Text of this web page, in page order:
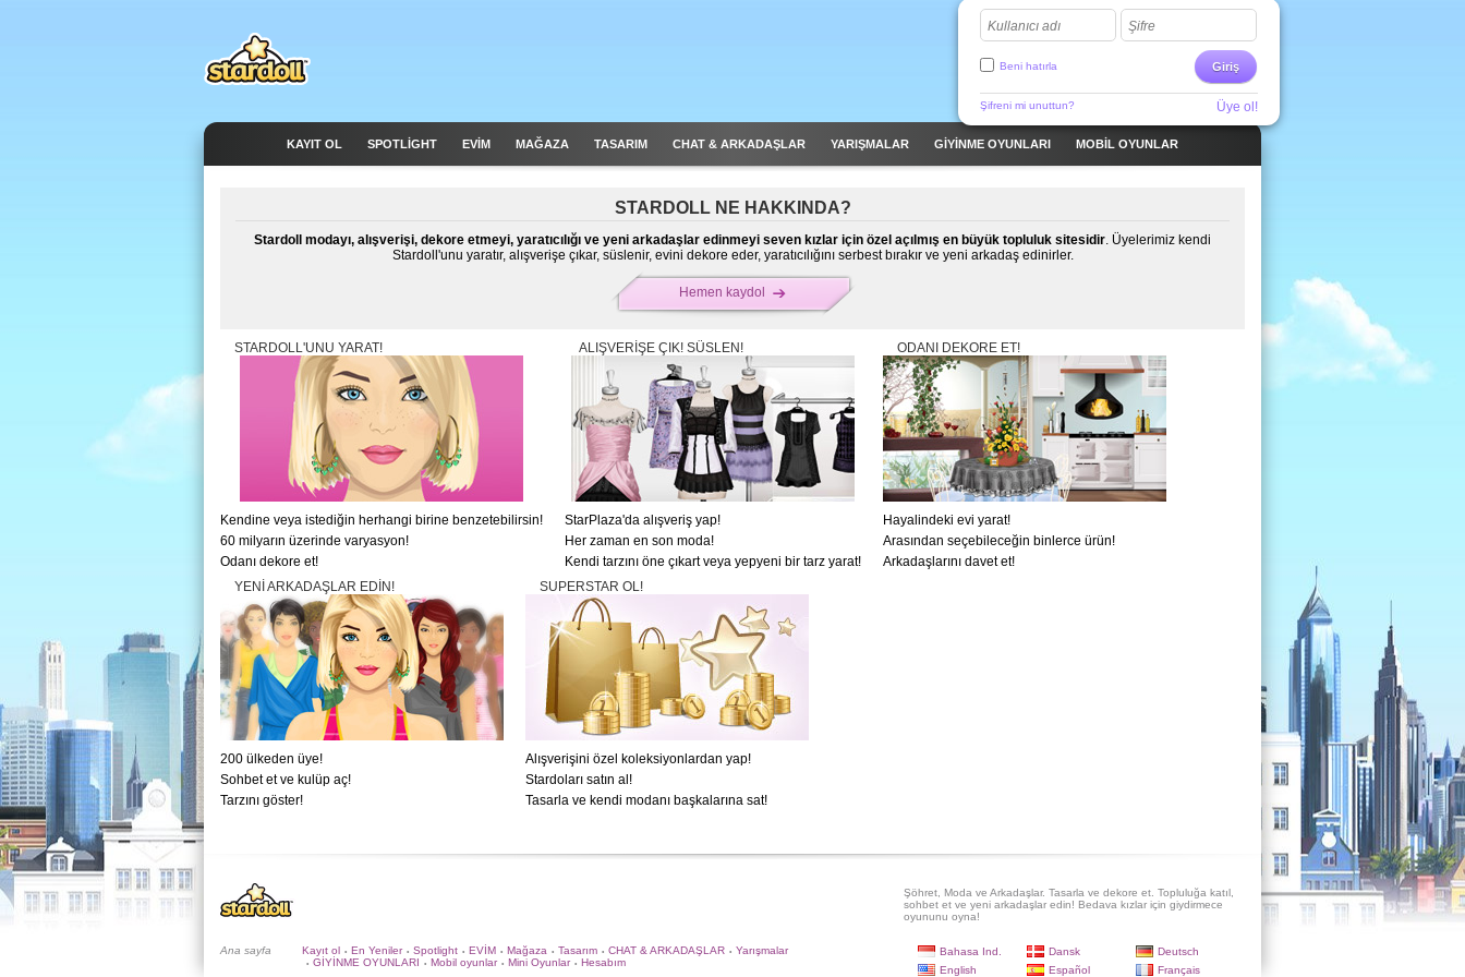
Kullanıcı adı Şifre
Giriş
Beni hatırla
Şifreni mi unuttun? Üye ol!
KAYIT OL SPOTLIGHT EVİM MAĞAZA TASARIM CHAT & ARKADAŞLAR YARIŞMALAR GİYİNME OYUNLARI MOBIL OYUNLAR
STARDOLLNE HAKKINDA?
Stardoll modayı, alışverişi, dekore etmeyi, yaratıcılığı ve yeni arkadaşlar edinmeyi seven kızlar için özel açılmış en büyük topluluk sitesidir. Üyelerimiz kendi
Stardoll'unu yaratır, alışverişe çıkar, süslenir, evini dekore eder, yaratıcılığını serbest bırakır ve yeni arkadaş edinirler.
Hemen kaydol
STARDOLL'UNU YARAT!
Kendine veya istediğin herhangi birine benzetebilirsin!
60 milyarın üzerinde varyasyon!
Odanı dekore et!
ALIŞVERIŞE ÇIK! SÜSLEN!
StarPlaza'da alışveriş yap!
Her zaman en son moda!
Kendi tarzını öne çıkart veya yepyeni bir tarz yarat!
ODANI DEKORE ET!
Hayalindeki evi yarat!
Arasından seçebileceğin binlerce ürün!
Arkadaşlarını davet et!
YENI ARKADAŞLAR EDIN!
200 ülkeden üye!
Sohbet et ve kulüp aç!
Tarzını göster!
SUPERSTAR OL!
Alışverişini özel koleksiyonlardan yap!
Stardoları satın al!
Tasarla ve kendi modanı başkalarına sat!
Şöhret, Moda ve Arkadaşlar. Tasarla ve dekore et. Topluluğa katıl,
sohbet et ve yeni arkadaşlar edin! Bedava kızlar için giydirmece
oyununu oyna!
Ana sayfa Kayıt ol • En Yeniler • Spotlight • EVİM • Mağaza • Tasarım • CHAT & ARKADAŞLAR • Yarışmalar
• GİYİNME OYUNLARI • Mobil oyunlar • Mini Oyunlar • Hesabım
Bahasa Ind. Dansk
Deutsch
English
Español Français